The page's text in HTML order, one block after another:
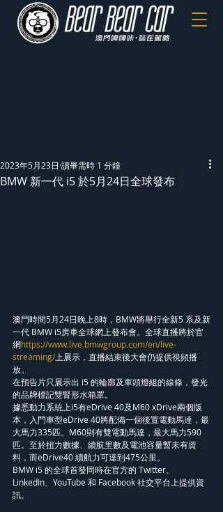
BMW 新一代 i5 於5月24日全球發布
2023年5月23日 讀畢需時 1 分鐘
澳門時間5月24日晚上8時，BMW將舉行全新5 系及新
一代 BMW i5房車全球網上發布會。全球直播將於官
網https://www.live.bmwgroup.com/en/live-
streaming/ 上展示，直播結束後大會仍提供視頻播
放。
在預告片只展示出 i5 的輪廓及車頭燈組的線條，發光
的品牌標記雙腎形水箱罩。
據悉動力系統上i5有eDrive 40及M60 xDrive兩個版
本，入門車型eDrive 40將配備一個後置電動馬達，最
大馬力335匹。M60則有雙電動馬達，最大馬力590
匹。至於扭力數據、續航里數及電池容量暫未有資
料，而eDrive40 續航力可達到475公里。
BMW i5 的全球首發同時在官方的 Twitter、
LinkedIn、YouTube 和 Facebook 社交平台上提供資
訊。